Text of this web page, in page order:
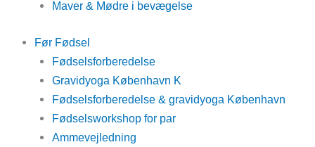
Maver & Mødre i bevægelse
Før Fødsel
Fødselsforberedelse
Gravidyoga København K
Fødselsforberedelse & gravidyoga København
Fødselsworkshop for par
Ammevejledning